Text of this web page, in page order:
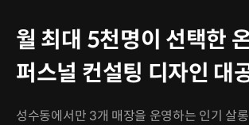
월 최대 5천명이 선택한
퍼스널 컨설팅 디자인 대
성수동에서만 3개 매장을 운영하는 인기 살